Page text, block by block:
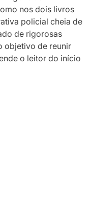
nos dois livros
policial cheia de
de rigorosas
objetivo de reunir
o leitor do início